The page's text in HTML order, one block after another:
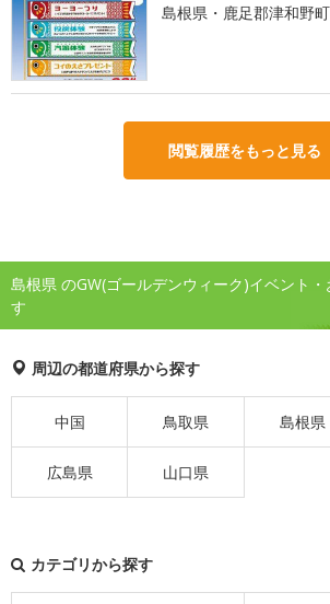
島根県・鹿足郡津和野町
閲覧履歴をもっと見る
島根県 のGW(ゴールデンウィーク)イベント
す
周辺の都道府県から探す
中国 鳥取県 島根県
広島県 山口県
カテゴリから探す